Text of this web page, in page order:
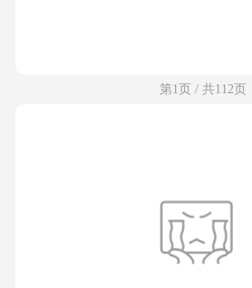
第1页 / 共112页